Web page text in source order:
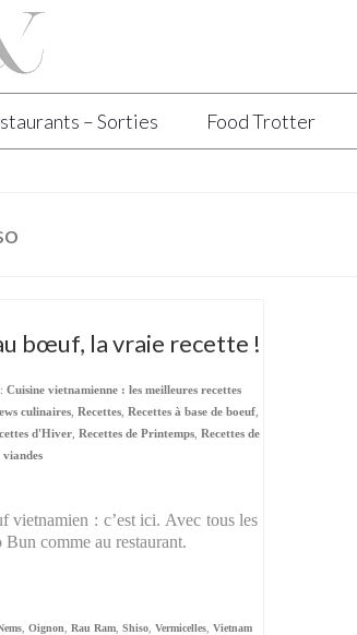
– Sorties Food Trotter
bœuf, la vraie recette !
:Cuisine vietnamienne : les meilleures recettes
culinaires, Recettes, Recettes à base de boeuf,
d'Hiver, Recettes de Printemps, Recettes de
viandes
: c’est ici. Avec tous les
comme au restaurant.
,Oignon ,Rau Ram ,Shiso ,Vermicelles ,Vietnam